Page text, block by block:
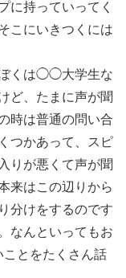
に持っていってく
こにいきつくには
ぼくは◯◯大学生な
ど、たまに声が聞
時は普通の問い合
つかあって、スピ
りが悪くて声が聞
来はこの辺りから
分けをするのです
なんといってもお
とをたくさん話